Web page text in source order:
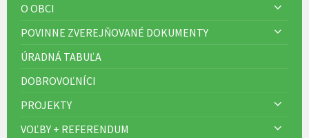
O OBCI
POVINNE ZVEREJŇOVANÉ DOKUMENTY
ÚRADNÁ TABUĽA
DOBROVOĽNÍCI
PROJEKTY
VOĽBY + REFERENDUM